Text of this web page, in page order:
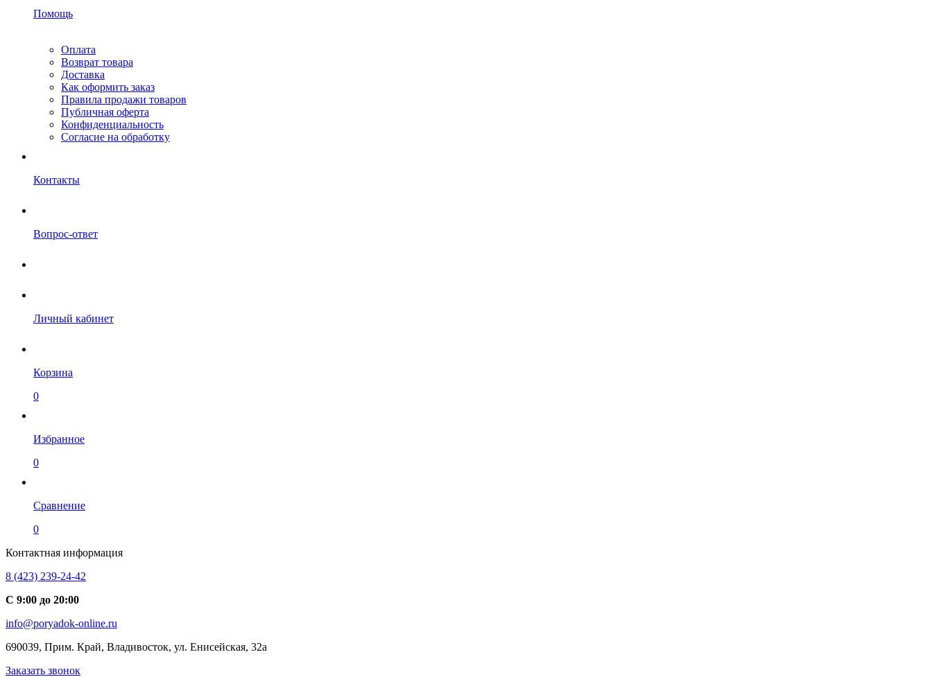
Помощь
Оплата
Возврат товара
Доставка
Как оформить заказ
Правила продажи товаров
Публичная оферта
Конфиденциальность
Согласие на обработку
Контакты
Вопрос-ответ
Личный кабинет
Корзина
0
Избранное
0
Сравнение
0
Контактная информация
8 (423) 239-24-42
С 9:00 до 20:00
info@poryadok-online.ru
690039, Прим. Край, Владивосток, ул. Енисейская, 32а
Заказать звонок